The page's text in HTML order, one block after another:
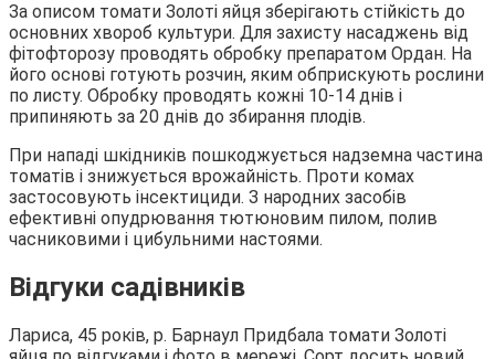
За описом томати Золоті яйця зберігають стійкість до
основних хвороб культури. Для захисту насаджень від
фітофторозу проводять обробку препаратом Ордан. На
його основі готують розчин, яким обприскують рослини
по листу. Обробку проводять кожні 10-14 днів і
припиняють за 20 днів до збирання плодів.
При нападі шкідників пошкоджується надземна частина
томатів і знижується врожайність. Проти комах
застосовують інсектициди. З народних засобів
ефективні опудрювання тютюновим пилом, полив
часниковими і цибульними настоями.
Відгуки садівників
Лариса, 45 років, р. Барнаул Придбала томати Золоті